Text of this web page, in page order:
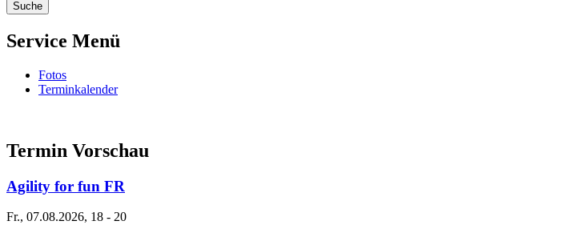
Service Menü
Fotos
Terminkalender
Termin Vorschau
Agility for fun FR
Fr., 07.08.2026, 18 - 20